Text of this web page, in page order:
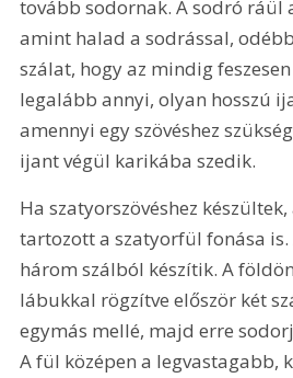
tovább sodornak. A sodró ráül
amint halad a sodrással,
szálat, hogy az mindig
legalább annyi, olyan hosszú
amennyi egy szövéshez
ijant végül karikába szedik.
Ha szatyorszövéshez
tartozott a szatyorfül fonása
három szálból készítik. A
lábukkal rögzítve először két
egymás mellé, majd erre
A fül középen a legvastagabb,